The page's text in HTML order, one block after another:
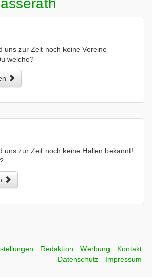
uns zur Zeit noch keine Vereine
welche?
uns zur Zeit noch keine Hallen bekannt!
Redaktion Werbung
Kontakt
Datenschutz
Impressum